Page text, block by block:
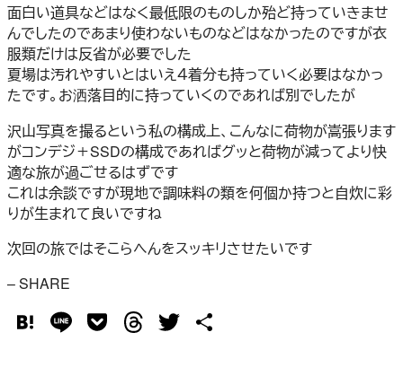
面白い道具などはなく最低限のものしか殆ど持っていきませ
んでしたのであまり使わないものなどはなかったのですが衣
服類だけは反省が必要でした
夏場は汚れやすいとはいえ４着分も持っていく必要はなかっ
たです。お洒落目的に持っていくのであれば別でしたが
沢山写真を撮るという私の構成上、こんなに荷物が嵩張ります
がコンデジ＋SSDの構成であればグッと荷物が減ってより快
適な旅が過ごせるはずです
これは余談ですが現地で調味料の類を何個か持つと自炊に彩
りが生まれて良いですね
次回の旅ではそこらへんをスッキリさせたいです
– SHARE
Hatena
LinePocket
Threads
Twitter